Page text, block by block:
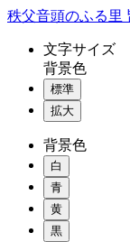
コ
秩父音頭のふる里
文字サイズ
背景色
標準
拡大
背景色
白
青
黄
黒